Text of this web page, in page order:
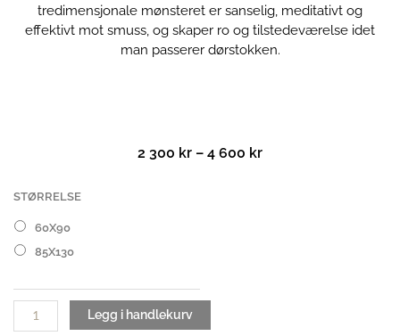
tredimensjonale mønsteret er sanselig, meditativt og
effektivt mot smuss, og skaper ro og tilstedeværelse idet
man passerer dørstokken.
2 300 kr – 4 600 krPrisområde:
STØRRELSE
60X90
85X130
Stein
antall
Legg i handlekurv